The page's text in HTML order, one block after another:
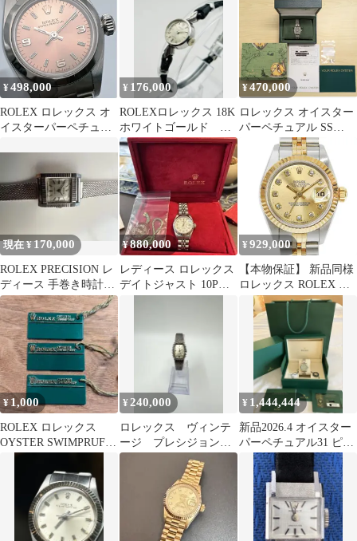
¥498,000
ROLEX ロレックス オ
イスターパーペチュア
67180 レディース ステ
ンレススチール ピンク
中古
¥ 176,000
ROLEXロレックス 18K
ホワイトゴールド プ
レシジョン 純正バッ
クル 手巻き
¥470,000
ロレックス オイスター
パーペチュアル SS
76030 P655314 自動巻
コマ1 稼働品 箱付 ギャ
ラなし レディース 文字
盤黒
現在 ¥170,000
ROLEX PRECISION レ
ディース 手巻き時計
18K
¥880,000
レディース ロレックス
デイトジャスト 10Pダ
¥ 929,000
【本物保証】 新品同様
ロレックス ROLEX デ
イトジャスト コンビ
69173G W番 10Pダイヤ
シャンパンゴールド文
字盤 K18YG/SS 自動巻
約26mm
¥ 1,000
ROLEX ロレックス
OYSTER SWIMPRUF
タグ 3個セット
¥ 240,000
ロレックス ヴィンテ
ージ プレシジョン
レディース 総重量
¥ 1,444,444
新品2026.4 オイスター
パーペチュアル31 ピス
タチオ・ロレックス
オイパペ